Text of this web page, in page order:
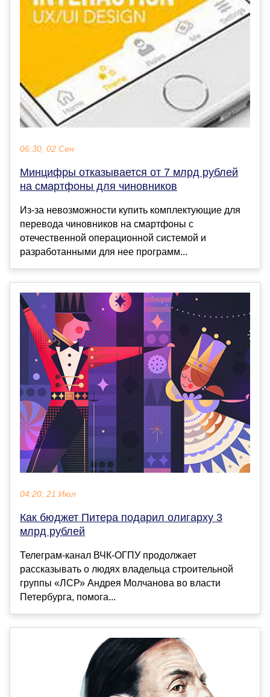
06:30, 02 Сен
Минцифры отказывается от 7 млрд рублей
на смартфоны для чиновников
Из-за невозможности купить комплектующие для
перевода чиновников на смартфоны с
отечественной операционной системой и
разработанными для нее программ...
04:20, 21 Июл
Как бюджет Питера подарил олигарху 3
млрд рублей
Телеграм-канал ВЧК-ОГПУ продолжает
рассказывать о людях владельца строительной
группы «ЛСР» Андрея Молчанова во власти
Петербурга, помога...